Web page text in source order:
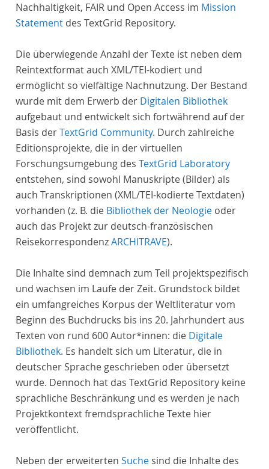
Nachhaltigkeit, FAIR und Open Access im Mission
Statement des TextGrid Repository.
Die überwiegende Anzahl der Texte ist neben dem
Reintextformat auch XML/TEI-kodiert und
ermöglicht so vielfältige Nachnutzung. Der Bestand
wurde mit dem Erwerb der Digitalen Bibliothek
aufgebaut und entwickelt sich fortwährend auf der
Basis derTextGrid Community. Durch zahlreiche
Editionsprojekte, die in der virtuellen
Forschungsumgebung des TextGrid Laboratory
entstehen, sind sowohl Manuskripte (Bilder) als
auch Transkriptionen (XML/TEI-kodierte Textdaten)
vorhanden (z. B. die Bibliothek der Neologie oder
auch das Projekt zur deutsch-französischen
ReisekorrespondenzARCHITRAVE).
Die Inhalte sind demnach zum Teil projektspezifisch
und wachsen im Laufe der Zeit. Grundstock bildet
ein umfangreiches Korpus der Weltliteratur vom
Beginn des Buchdrucks bis ins 20. Jahrhundert aus
Texten von rund 600 Autor*innen: die Digitale
Bibliothek. Es handelt sich um Literatur, die in
deutscher Sprache geschrieben oder übersetzt
wurde. Dennoch hat das TextGrid Repository keine
sprachliche Beschränkung und es werden je nach
Projektkontext fremdsprachliche Texte hier
veröffentlicht.
Neben der erweiterten Suche sind die Inhalte des